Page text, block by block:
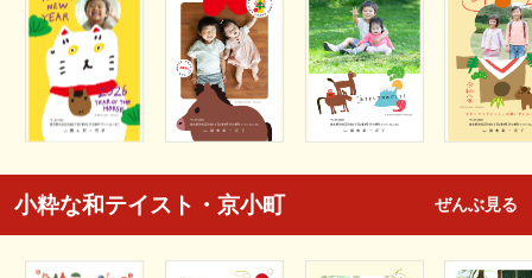
小粋な和テイスト・京小町 ぜんぶ見る